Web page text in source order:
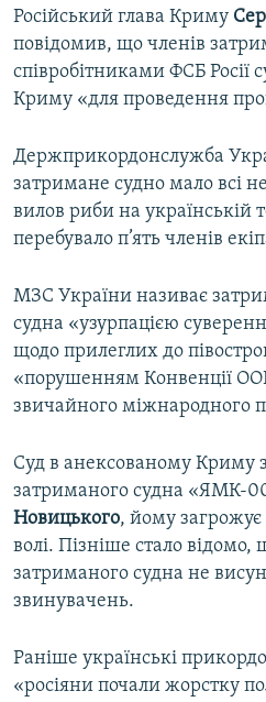
Російський глава Криму
повідомив, що членів
співробітниками ФСБ Росії
Криму «для проведення
Держприкордонслужба
затримане судно мало всі
вилов риби на українській
перебувало п’ять членів
МЗС України називає
судна «узурпацією
щодо прилеглих до
«порушенням Конвенції
звичайного міжнародного
Суд в анексованому Криму
затриманого судна «ЯМК-
Новицького, йому загрожує
волі. Пізніше стало
затриманого судна не
звинувачень.
Раніше українські
«росіяни почали жорстку